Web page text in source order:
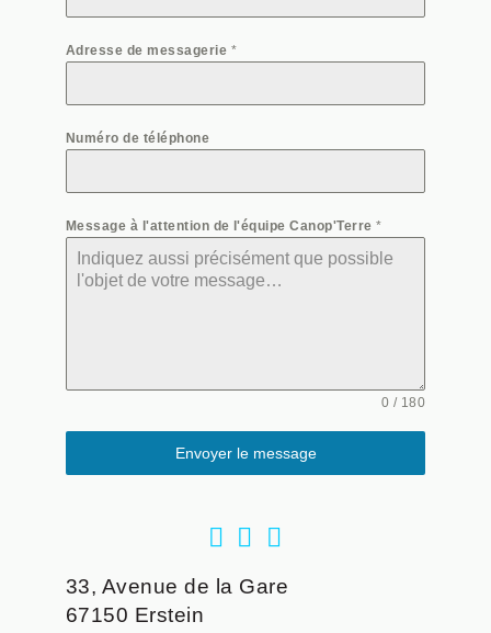
Adresse de messagerie *
Numéro de téléphone
Message à l'attention de l'équipe Canop'Terre*
0 / 180
Envoyer le message
33, Avenue de la Gare
67150 Erstein